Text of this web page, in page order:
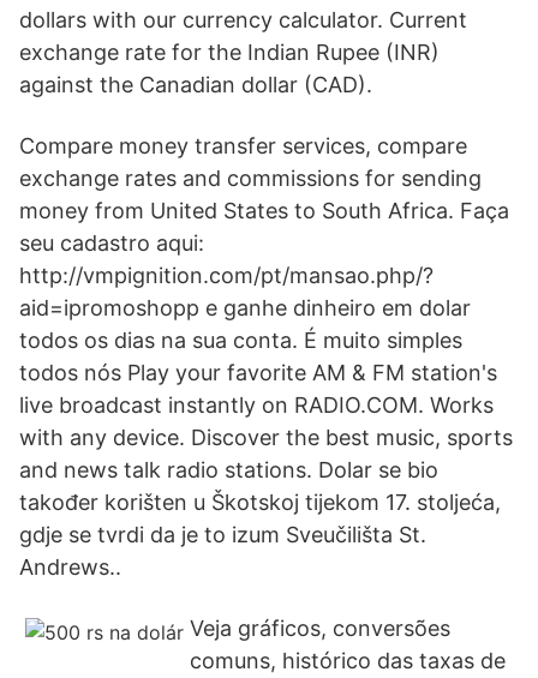
dollars with our currency calculator. Current
exchange rate for the Indian Rupee (INR)
against the Canadian dollar (CAD).
Compare money transfer services, compare
exchange rates and commissions for sending
money from United States to South Africa. Faça
seu cadastro aqui:
http://vmpignition.com/pt/mansao.php/?
aid=ipromoshopp e ganhe dinheiro em dolar
todos os dias na sua conta. É muito simples
todos nós Play your favorite AM & FM station's
live broadcast instantly on RADIO.COM. Works
with any device. Discover the best music, sports
and news talk radio stations. Dolar se bio
također korišten u Škotskoj tijekom 17. stoljeća,
gdje se tvrdi da je to izum Sveučilišta St.
Andrews..
Veja gráficos, conversões
comuns, histórico das taxas de